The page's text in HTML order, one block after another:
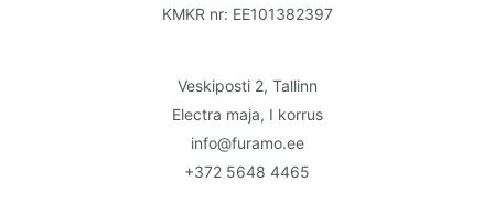
KMKR nr: EE101382397
Veskiposti 2, Tallinn
Electra maja, I korrus
info@furamo.ee
+372 5648 4465